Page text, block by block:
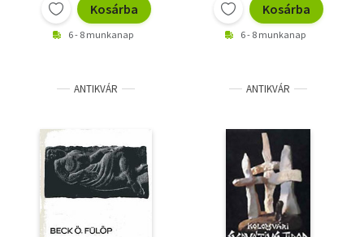
Kosárba
6 - 8 munkanap
Kosárba
6 - 8 munkanap
ANTIKVÁR ANTIKVÁR